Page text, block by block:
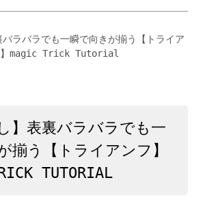
】表裏バラバラでも一
揃う【トライアンフ】
TUTORIAL